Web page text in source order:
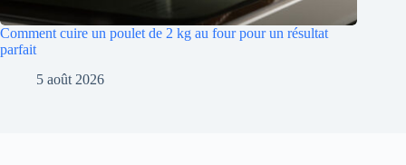
Votre adresse e-mail ne sera pas publiée.
Les champs obligatoires sont
indiqués avec*
*